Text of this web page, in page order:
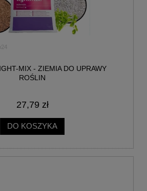
MIX - ZIEMIA DO UPRAWY
ROŚLIN
27,79 zł
DO KOSZYKA